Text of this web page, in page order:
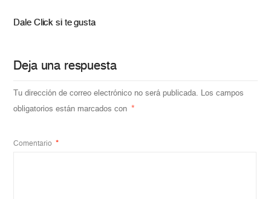
Dale Click si te gusta
Deja una respuesta
Tu dirección de correo electrónico no será publicada. Los campos
obligatorios están marcados con *
Comentario *